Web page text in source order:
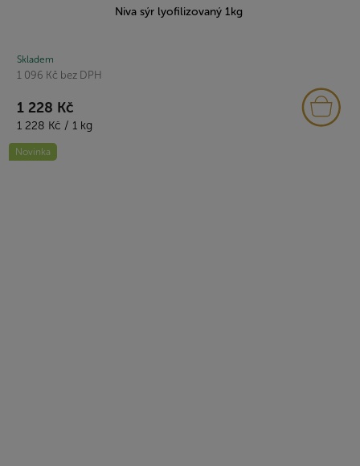
Niva sýr lyofilizovaný 1kg
Skladem
1 096 Kč bez DPH
1 228 Kč
Měrná
cena:
1 228 Kč / 1 kg
Novinka